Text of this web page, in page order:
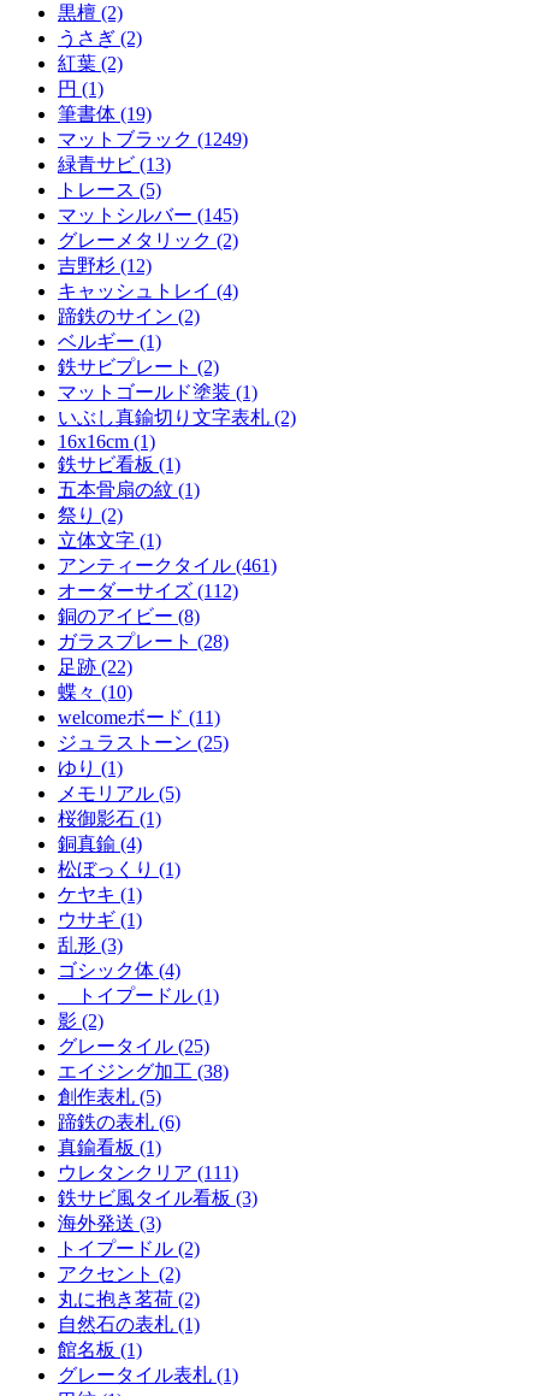
黒檀 (2)
うさぎ (2)
紅葉 (2)
円 (1)
筆書体 (19)
マットブラック (1249)
緑青サビ (13)
トレース (5)
マットシルバー (145)
グレーメタリック (2)
吉野杉 (12)
キャッシュトレイ (4)
蹄鉄のサイン (2)
ベルギー (1)
鉄サビプレート (2)
マットゴールド塗装 (1)
いぶし真鍮切り文字表札 (2)
16x16cm (1)
鉄サビ看板 (1)
五本骨扇の紋 (1)
祭り (2)
立体文字 (1)
アンティークタイル (461)
オーダーサイズ (112)
銅のアイビー (8)
ガラスプレート (28)
足跡 (22)
蝶々 (10)
welcomeボード (11)
ジュラストーン (25)
ゆり (1)
メモリアル (5)
桜御影石 (1)
銅真鍮 (4)
松ぼっくり (1)
ケヤキ (1)
ウサギ (1)
乱形 (3)
ゴシック体 (4)
トイプードル (1)
影 (2)
グレータイル (25)
エイジング加工 (38)
創作表札 (5)
蹄鉄の表札 (6)
真鍮看板 (1)
ウレタンクリア (111)
鉄サビ風タイル看板 (3)
海外発送 (3)
トイプードル (2)
アクセント (2)
丸に抱き茗荷 (2)
自然石の表札 (1)
館名板 (1)
グレータイル表札 (1)